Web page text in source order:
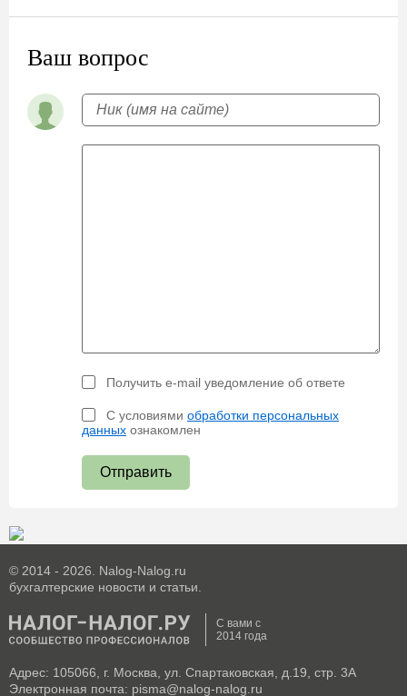
Ваш вопрос
Получить e-mail уведомление об ответе
С условиями обработки персональных
данных ознакомлен
Отправить
© 2014 - 2026. Nalog-Nalog.ru
бухгалтерские новости и статьи.
С вами с
2014 года
Адрес: 105066, г. Москва, ул. Спартаковская, д.19, стр. 3А
Электронная почта: pisma@nalog-nalog.ru